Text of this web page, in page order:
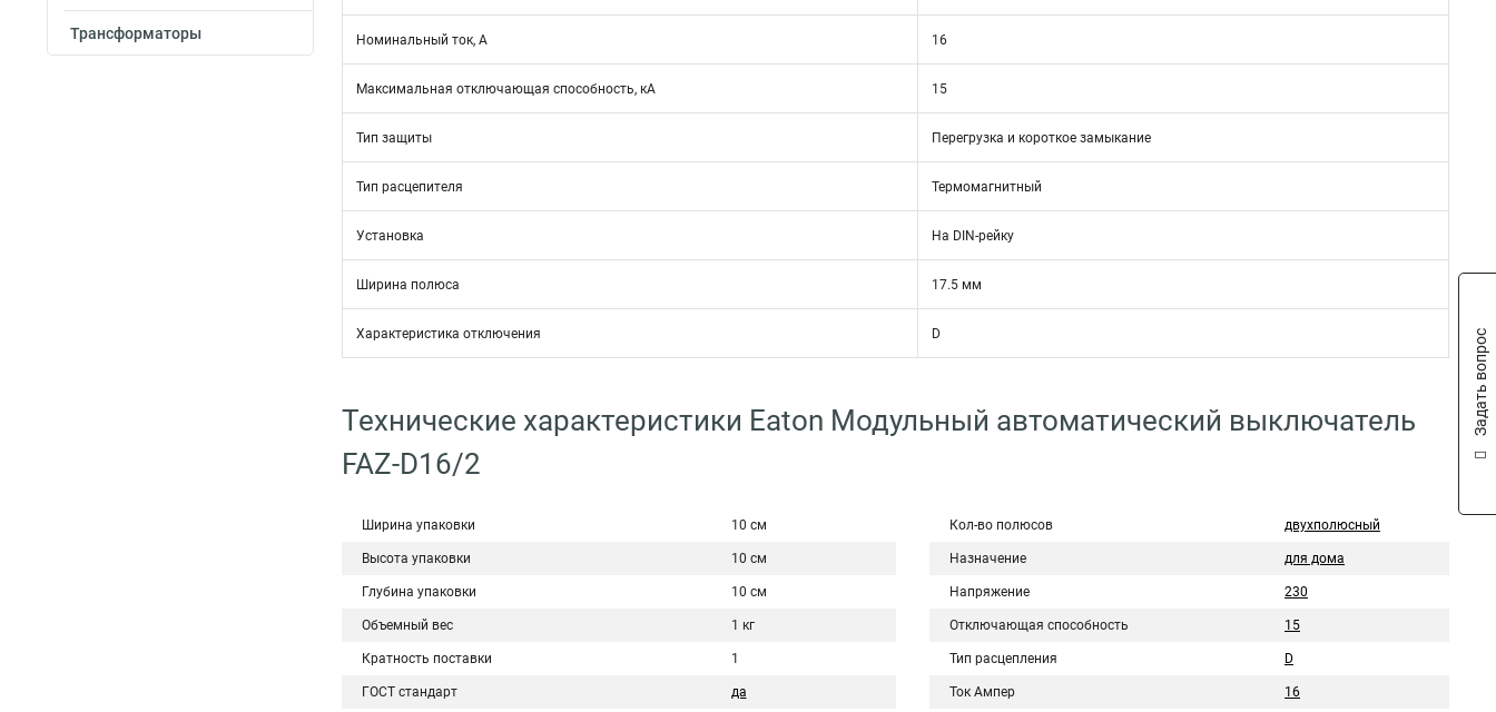
Трансформаторы Номинальный ток, А 16
Максимальная отключающая способность, кА 15
Тип защиты Перегрузка и короткое замыкание
Тип расцепителя Термомагнитный
Установка На DIN-рейку
Ширина полюса 17.5 мм
Характеристика отключения D
Технические характеристики Eaton Модульный автоматический выключатель
FAZ-D16/2
Ширина упаковки 10 см
Высота упаковки 10 см
Глубина упаковки 10 см
Объемный вес 1 кг
Кратность поставки 1
ГОСТ стандарт да
Кол-во полюсов двухполюсный
Назначение для дома
Напряжение 230
Отключающая способность 15
Тип расцепления D
Ток Ампер 16
Задать вопрос